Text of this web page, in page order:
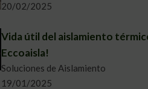
20/02/2025
Vida útil del aislamiento
Eccoaisla!
Soluciones de Aislamiento
19/01/2025